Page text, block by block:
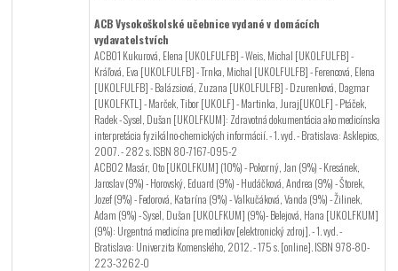
ACB Vysokoškolské učebnice vydané v domácích
vydavatelstvích
ACB01 Kukurová, Elena [UKOLFULFB] - Weis, Michal [UKOLFULFB] -
Kráľová, Eva [UKOLFULFB] - Trnka, Michal [UKOLFULFB] - Ferencová, Elena
[UKOLFULFB] - Balázsiová, Zuzana [UKOLFULFB] - Dzurenková, Dagmar
[UKOLFKTL] - Marček, Tibor [UKOLF] - Martinka, Juraj[UKOLF] - Ptáček,
Radek - Sysel, Dušan [UKOLFKUM]: Zdravotná dokumentácia ako medicínska
interpretácia fyzikálno-chemických informácií. - 1. vyd. - Bratislava: Asklepios,
2007. - 282 s. ISBN 80-7167-095-2
ACB02 Masár, Oto [UKOLFKUM] (10%) - Pokorný, Jan (9%) - Kresánek,
Jaroslav (9%) - Horovský, Eduard (9%) - Hudáčková, Andrea (9%) - Štorek,
Jozef (9%) - Fedorová, Katarína (9%) - Valkučáková, Vanda (9%) - Žilinek,
Adam (9%) - Sysel, Dušan [UKOLFKUM] (9%)- Belejová, Hana [UKOLFKUM]
(9%): Urgentná medicína pre medikov [elektronický zdroj]. - 1. vyd. -
Bratislava: Univerzita Komenského, 2012. - 175 s. [online]. ISBN 978-80-
223-3262-0